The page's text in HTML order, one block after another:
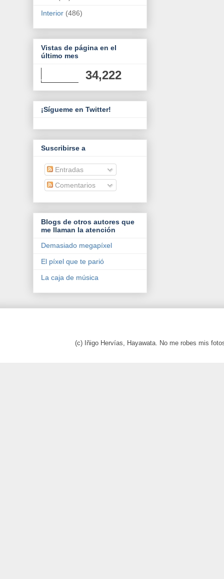
Interior (486)
Vistas de página en el
último mes
34,222
¡Sígueme en Twitter!
Suscribirse a
Entradas
Comentarios
Blogs de otros autores que
me llaman la atención
Demasiado megapíxel
El píxel que te parió
La caja de música
(c) Iñigo Hervías, Hayawata. No me robes mis